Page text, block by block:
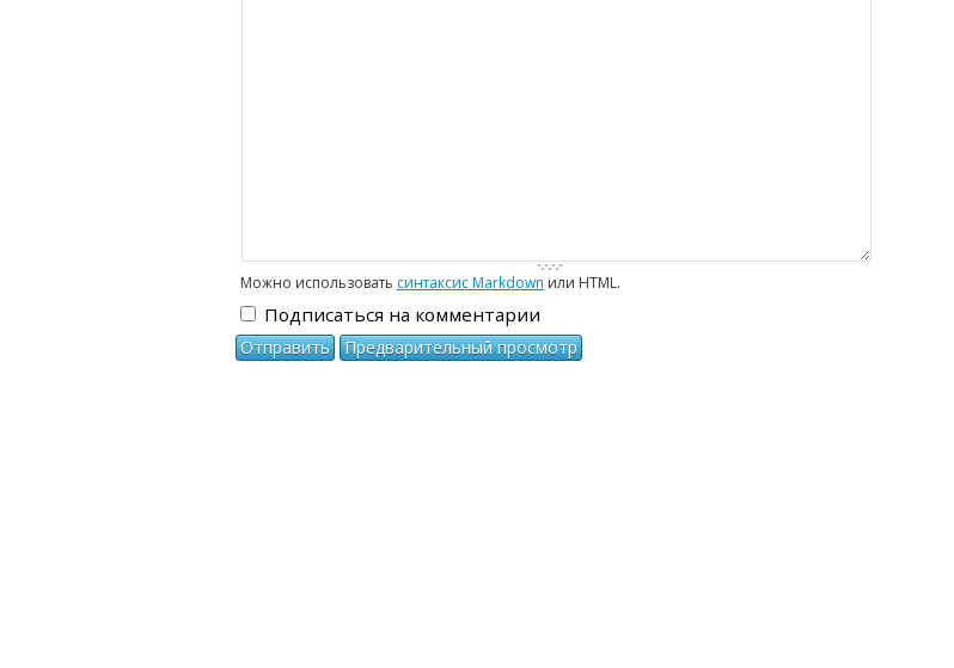
Можно использовать синтаксис Markdown или HTML.
Подписаться на комментарии